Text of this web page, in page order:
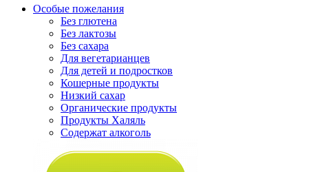
Особые пожелания
Без глютена
Без лактозы
Без сахара
Для вегетарианцев
Для детей и подростков
Кошерные продукты
Низкий сахар
Органические продукты
Продукты Халяль
Содержат алкоголь